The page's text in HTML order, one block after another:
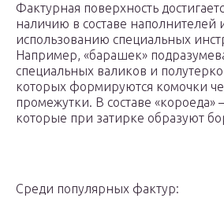
Фактурная поверхность
наличию в составе наполнителей
использованию специальных
Например, «барашек»
специальных валиков и
которых формируются комочки
промежутки. В составе
которые при затирке образуют
Среди популярных фактур: